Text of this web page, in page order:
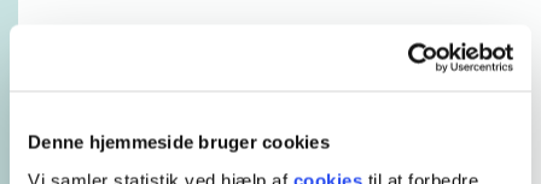
Denne hjemmeside bruger cookies
Vi samler statistik ved hjælp af cookies til at forbedre
interessentgrupper er forældrene, som jeg herefter vælger at
alderen 0-6 år som primær kvalitativ empiri.